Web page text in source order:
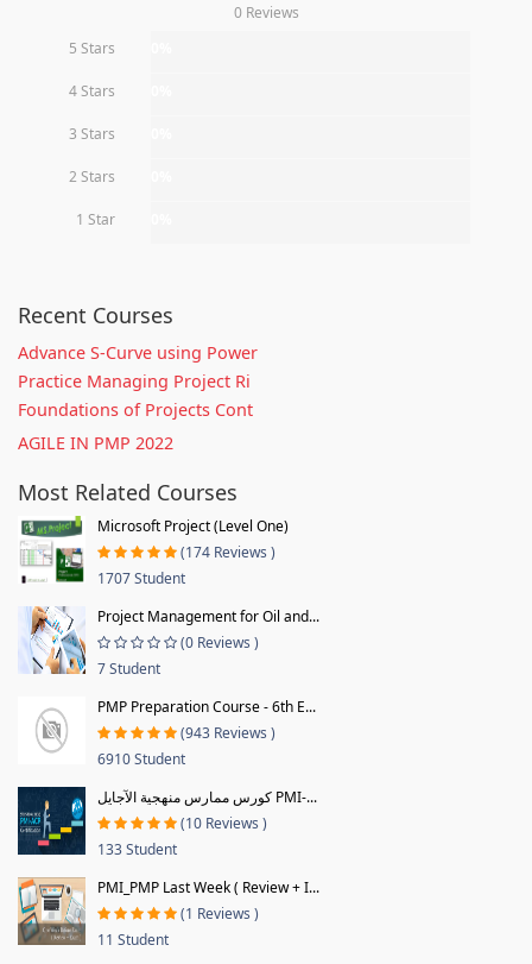
0 Reviews
5 Stars
4 Stars
3 Stars
2 Stars
1 Star
Recent Courses
Advance S-Curve using Power
Practice Managing Project Ri
Foundations of Projects Cont
AGILE IN PMP 2022
Most Related Courses
Microsoft Project (Level One)
(174 Reviews )
1707 Student
Project Management for Oil and...
(0 Reviews )
7 Student
PMP Preparation Course - 6th E...
(943 Reviews )
6910 Student
كورس ممارس منهجية الآجايل PMI-...
(10 Reviews )
133 Student
PMI_PMP Last Week ( Review + I...
(1 Reviews )
11 Student